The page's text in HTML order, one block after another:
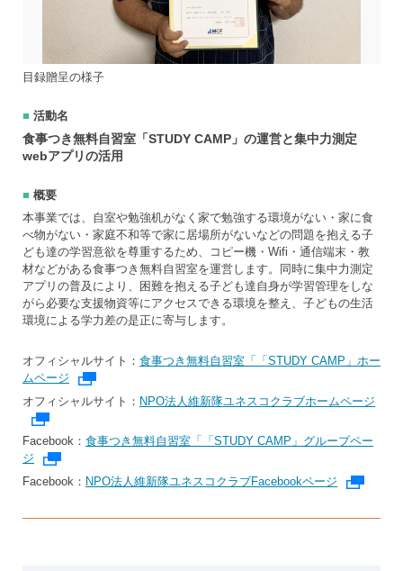
目録贈呈の様子
活動名
食事つき無料自習室「STUDY CAMP」の運営と集中力測定
webアプリの活用
概要
本事業では、自室や勉強机がなく家で勉強する環境がない・家に食
べ物がない・家庭不和等で家に居場所がないなどの問題を抱える子
ども達の学習意欲を尊重するため、コピー機・Wifi・通信端末・教
材などがある食事つき無料自習室を運営します。同時に集中力測定
アプリの普及により、困難を抱える子ども達自身が学習管理をしな
がら必要な支援物資等にアクセスできる環境を整え、子どもの生活
環境による学力差の是正に寄与します。
オフィシャルサイト： 食事つき無料自習室「「STUDY CAMP」ホー
ムページ
オフィシャルサイト： NPO法人維新隊ユネスコクラブホームページ
Facebook： 食事つき無料自習室「「STUDY CAMP」グループペー
ジ
Facebook： NPO法人維新隊ユネスコクラブFacebookページ